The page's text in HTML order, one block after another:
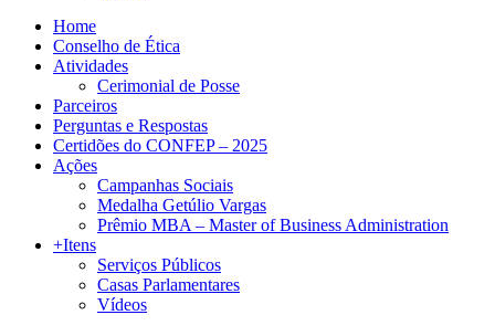
Home
Conselho de Ética
Atividades
Cerimonial de Posse
Parceiros
Perguntas e Respostas
Certidões do CONFEP – 2025
Ações
Campanhas Sociais
Medalha Getúlio Vargas
Prêmio MBA – Master of Business Administration
+Itens
Serviços Públicos
Casas Parlamentares
Vídeos